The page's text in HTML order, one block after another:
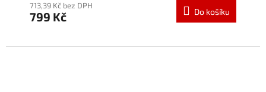
713,39 Kč bez DPH
799 Kč Do košíku